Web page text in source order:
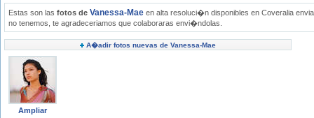
Estas son las fotos de Vanessa-Mae en alta resoluci�n disponibles en Coveralia
no tenemos, te agradeceriamos que colaboraras envi�ndolas.
A�adir fotos nuevas de Vanessa-Mae
Ampliar